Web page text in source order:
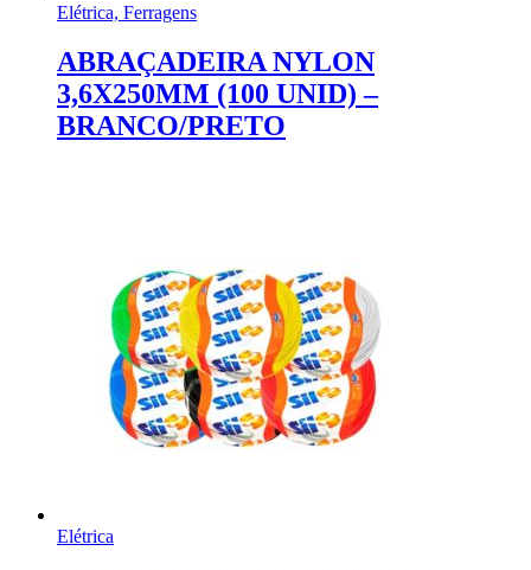
Elétrica, Ferragens
ABRAÇADEIRA NYLON
3,6X250MM (100 UNID) –
BRANCO/PRETO
Elétrica